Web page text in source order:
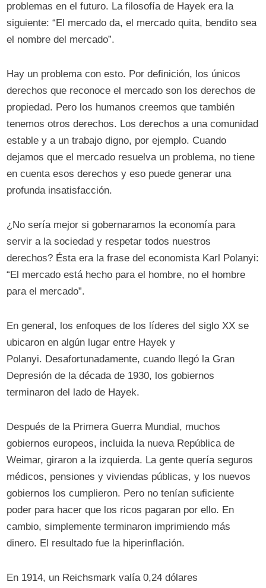
problemas en el futuro. La filosofía de Hayek era la
siguiente: “El mercado da, el mercado quita, bendito sea
el nombre del mercado”.
Hay un problema con esto. Por definición, los únicos
derechos que reconoce el mercado son los derechos de
propiedad. Pero los humanos creemos que también
tenemos otros derechos. Los derechos a una comunidad
estable y a un trabajo digno, por ejemplo. Cuando
dejamos que el mercado resuelva un problema, no tiene
en cuenta esos derechos y eso puede generar una
profunda insatisfacción.
¿No sería mejor si gobernaramos la economía para
servir a la sociedad y respetar todos nuestros
derechos? Ésta era la frase del economista Karl Polanyi:
“El mercado está hecho para el hombre, no el hombre
para el mercado”.
En general, los enfoques de los líderes del siglo XX se
ubicaron en algún lugar entre Hayek y
Polanyi. Desafortunadamente, cuando llegó la Gran
Depresión de la década de 1930, los gobiernos
terminaron del lado de Hayek.
Después de la Primera Guerra Mundial, muchos
gobiernos europeos, incluida la nueva República de
Weimar, giraron a la izquierda. La gente quería seguros
médicos, pensiones y viviendas públicas, y los nuevos
gobiernos los cumplieron. Pero no tenían suficiente
poder para hacer que los ricos pagaran por ello. En
cambio, simplemente terminaron imprimiendo más
dinero. El resultado fue la hiperinflación.
En 1914, un Reichsmark valía 0,24 dólares